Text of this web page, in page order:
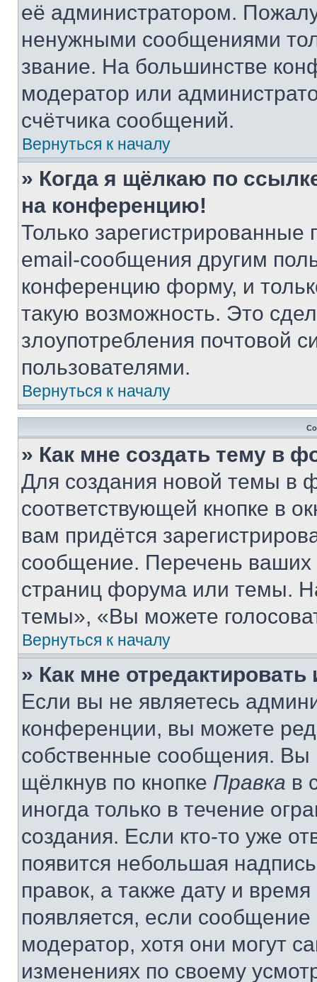
её администратором.
ненужными сообщениями
звание. На большинстве
модератор или
счётчика сообщений.
Вернуться к началу
» Когда я щёлкаю по
на конференцию!
Только зарегистрированные
email-сообщения другим
конференцию форму, и
такую возможность. Это
злоупотребления почтовой
пользователями.
Вернуться к началу
» Как мне создать тему в
Для создания новой темы в
соответствующей кнопке в
вам придётся
сообщение. Перечень ваших
страниц форума или темы.
темы», «Вы можете
Вернуться к началу
» Как мне
Если вы не являетесь
конференции, вы можете
собственные сообщения. Вы
щёлкнув по кнопке Правка в
иногда только в течение
создания. Если кто-то уже
появится небольшая
правок, а также дату и
появляется, если
модератор, хотя они могут
изменениях по своему